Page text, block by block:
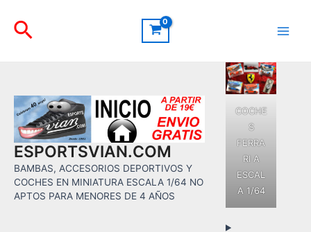
contenido
Buscar
ESPORTSVIAN.COM
BAMBAS, ACCESORIOS DEPORTIVOS Y
COCHES EN MINIATURA ESCALA 1/64 NO
APTOS PARA MENORES DE 4 AÑOS
COCHE
S
FERRA
RI A
ESCAL
A 1/64